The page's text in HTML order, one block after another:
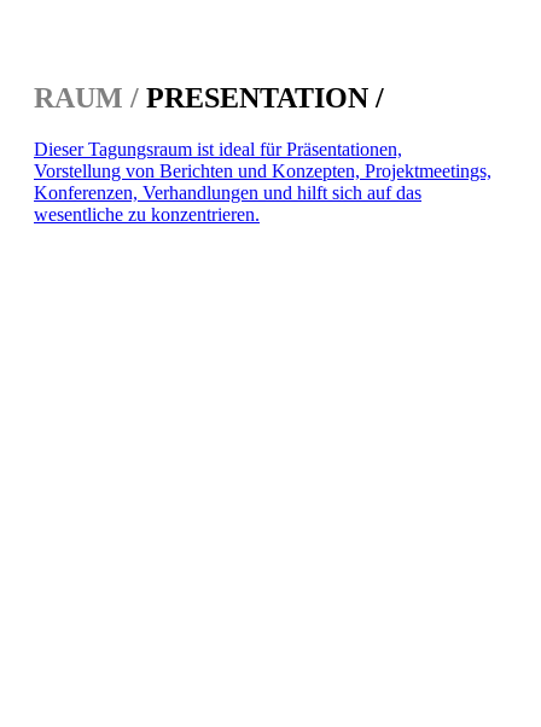
RAUM / PRESENTATION /
Dieser Tagungsraum ist ideal für Präsentationen,
Vorstellung von Berichten und Konzepten, Projektmeetings,
Konferenzen, Verhandlungen und hilft sich auf das
wesentliche zu konzentrieren.